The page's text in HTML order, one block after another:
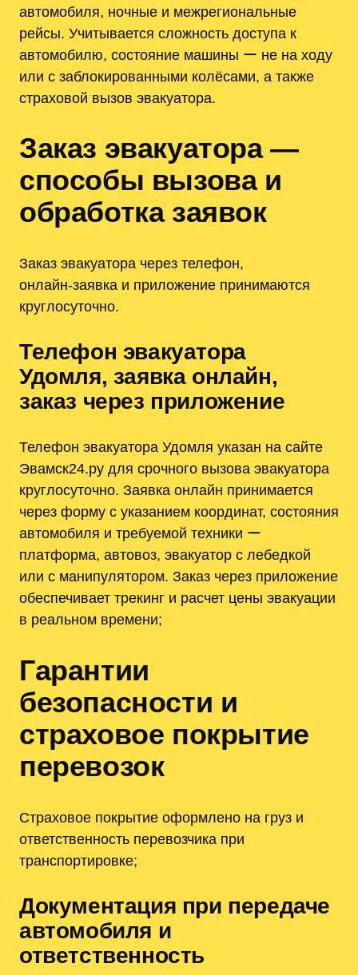
автомобиля, ночные и межрегиональные
рейсы. Учитывается сложность доступа к
автомобилю, состояние машины ー не на ходу
или с заблокированными колёсами, а также
страховой вызов эвакуатора.
Заказ эвакуатора —
способы вызова и
обработка заявок
Заказ эвакуатора через телефон,
онлайн‑заявка и приложение принимаются
круглосуточно.
Телефон эвакуатора
Удомля, заявка онлайн,
заказ через приложение
Телефон эвакуатора Удомля указан на сайте
Эвамск24.ру для срочного вызова эвакуатора
круглосуточно. Заявка онлайн принимается
через форму с указанием координат, состояния
автомобиля и требуемой техники ー
платформа, автовоз, эвакуатор с лебедкой
или с манипулятором. Заказ через приложение
обеспечивает трекинг и расчет цены эвакуации
в реальном времени;
Гарантии
безопасности и
страховое покрытие
перевозок
Страховое покрытие оформлено на груз и
ответственность перевозчика при
транспортировке;
Документация при передаче
автомобиля и
ответственность